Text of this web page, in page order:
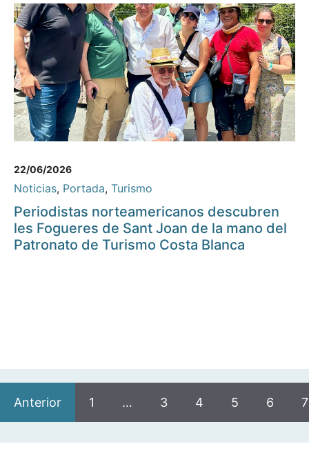
22/06/2026
Noticias, Portada, Turismo
Periodistas norteamericanos descubren
les Fogueres de Sant Joan de la mano del
Patronato de Turismo Costa Blanca
Anterior 1 … 3 4 5 6 7